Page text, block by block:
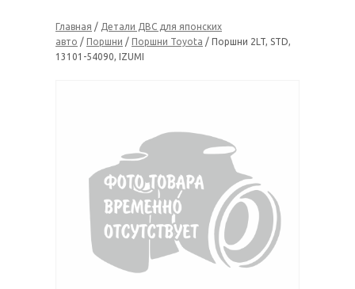
Главная / Детали ДВС для японских
авто / Поршни / Поршни Toyota / Поршни 2LT, STD,
13101-54090, IZUMI